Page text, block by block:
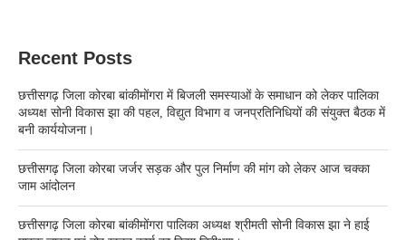
Recent Posts
छत्तीसगढ़ जिला कोरबा बांकीमोंगरा में बिजली समस्याओं के समाधान को लेकर पालिका
अध्यक्ष सोनी विकास झा की पहल, विद्युत विभाग व जनप्रतिनिधियों की संयुक्त बैठक में
बनी कार्ययोजना।
छत्तीसगढ़ जिला कोरबा जर्जर सड़क और पुल निर्माण की मांग को लेकर आज चक्का
जाम आंदोलन
छत्तीसगढ़ जिला कोरबा बांकीमोंगरा पालिका अध्यक्ष श्रीमती सोनी विकास झा ने हाई